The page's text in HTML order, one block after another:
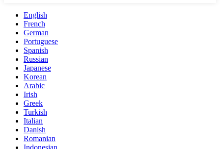
English
French
German
Portuguese
Spanish
Russian
Japanese
Korean
Arabic
Irish
Greek
Turkish
Italian
Danish
Romanian
Indonesian